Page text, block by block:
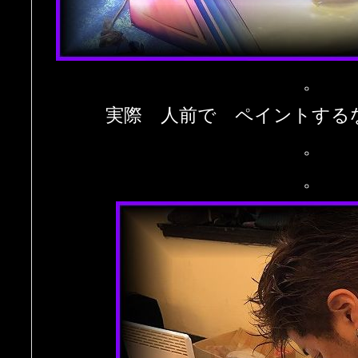
。
実際 人前で ペイントする
。
。